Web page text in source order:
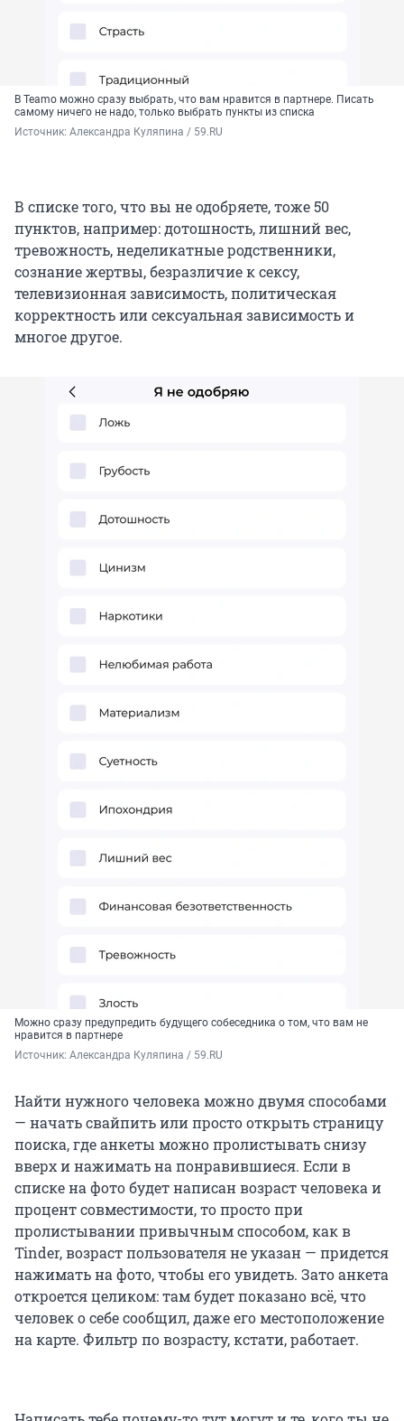
В Teamo можно сразу выбрать, что вам нравится в партнере. Писать
самому ничего не надо, только выбрать пункты из списка
Источник: Александра Куляпина / 59.RU
В списке того, что вы не одобряете, тоже 50
пунктов, например: дотошность, лишний вес,
тревожность, неделикатные родственники,
сознание жертвы, безразличие к сексу,
телевизионная зависимость, политическая
корректность или сексуальная зависимость и
многое другое.
Можно сразу предупредить будущего собеседника о том, что вам не
нравится в партнере
Источник: Александра Куляпина / 59.RU
Найти нужного человека можно двумя способами
— начать свайпить или просто открыть страницу
поиска, где анкеты можно пролистывать снизу
вверх и нажимать на понравившиеся. Если в
списке на фото будет написан возраст человека и
процент совместимости, то просто при
пролистывании привычным способом, как в
Tinder, возраст пользователя не указан — придется
нажимать на фото, чтобы его увидеть. Зато анкета
откроется целиком: там будет показано всё, что
человек о себе сообщил, даже его местоположение
на карте. Фильтр по возрасту, кстати, работает.